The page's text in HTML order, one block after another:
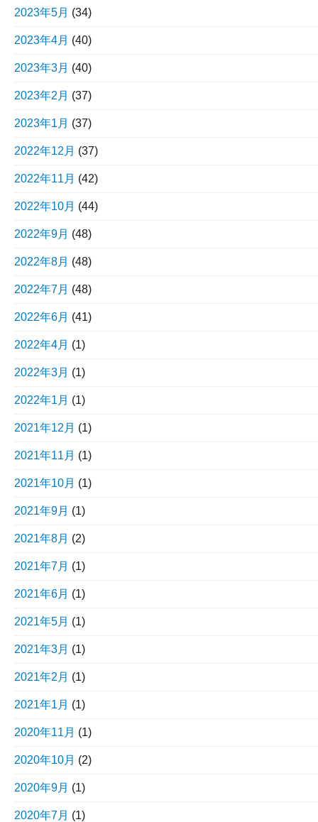
2023年5月 (34)
2023年4月 (40)
2023年3月 (40)
2023年2月 (37)
2023年1月 (37)
2022年12月 (37)
2022年11月 (42)
2022年10月 (44)
2022年9月 (48)
2022年8月 (48)
2022年7月 (48)
2022年6月 (41)
2022年4月 (1)
2022年3月 (1)
2022年1月 (1)
2021年12月 (1)
2021年11月 (1)
2021年10月 (1)
2021年9月 (1)
2021年8月 (2)
2021年7月 (1)
2021年6月 (1)
2021年5月 (1)
2021年3月 (1)
2021年2月 (1)
2021年1月 (1)
2020年11月 (1)
2020年10月 (2)
2020年9月 (1)
2020年7月 (1)